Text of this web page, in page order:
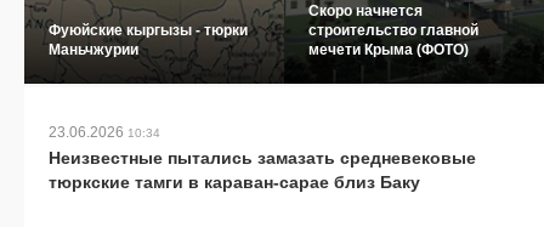
Фуюйские кыргызы - тюрки
Маньчжурии
Скоро начнется
строительство главной
мечети Крыма (ФОТО)
23.06.2026 10:34
Неизвестные пытались замазать средневековые
тюркские тамги в караван-сарае близ Баку